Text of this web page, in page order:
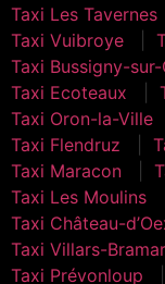
Taxi Les Tavernes
Taxi Vuibroye
Taxi Bussigny-
Taxi Ecoteaux
Taxi Oron-la-Ville
Taxi Flendruz
Taxi Maracon
Taxi Les Moulins
Taxi Château-
Taxi Villars-
Taxi Prévonloup